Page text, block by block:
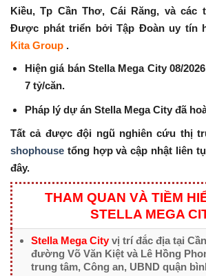
Kiều, Tp Cần Thơ, Cái Răng, và các
Được phát triển bởi Tập Đoàn uy tín
Kita Group .
Hiện giá bán Stella Mega City 08/
7 tỷ/căn.
Pháp lý dự án Stella Mega City đã
Tất cả được đội ngũ nghiên cứu thị
shophouse tổng hợp và cập nhật liên
đây.
THAM QUAN VÀ TIỀM
STELLA MEGA
Stella Mega Cityvị trí đắc địa tại
đường Võ Văn Kiệt và Lê Hồng
trung tâm, Công an, UBND quận